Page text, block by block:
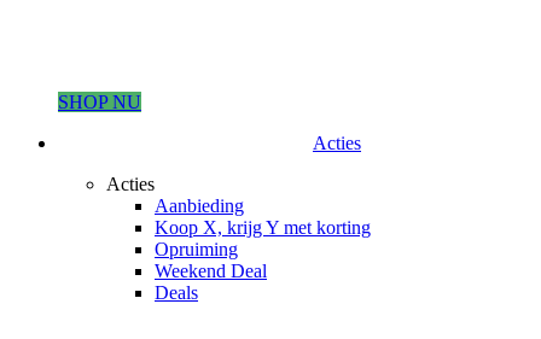
SHOP NU
Acties
Acties
Aanbieding
Koop X, krijg Y met korting
Opruiming
Weekend Deal
Deals